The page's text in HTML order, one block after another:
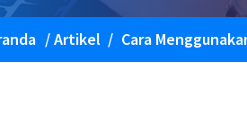
/Artikel / Cara